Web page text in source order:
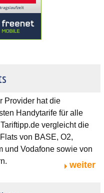
Provider hat die
Handytarife für alle
vergleicht die
von BASE, O2,
und Vodafone sowie von
weiter